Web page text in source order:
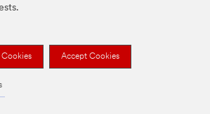
Cookies Accept Cookies